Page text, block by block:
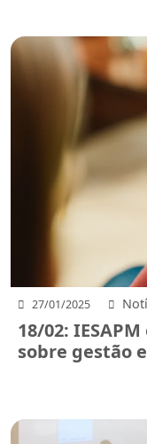
27/01/2025
18/02:
sobre gestão